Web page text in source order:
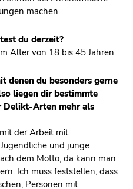
machen.
du derzeit?
Alter von 18 bis 45 Jahren.
denen du besonders gerne
liegen dir bestimmte
Delikt-Arten mehr als
der Arbeit mit
und junge
dem Motto, da kann man
Ich muss feststellen, dass
Personen mit